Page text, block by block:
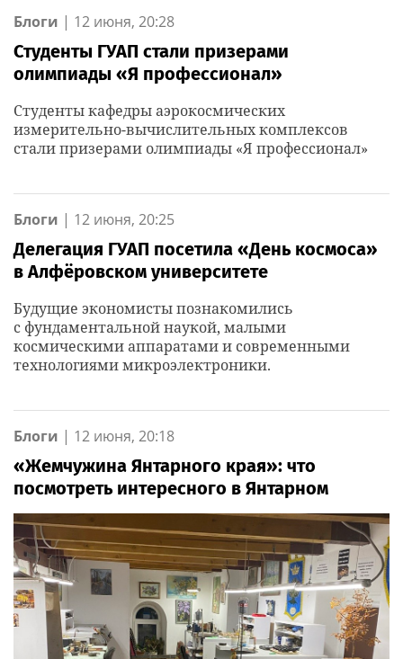
Блоги | 12 июня, 20:28
Студенты ГУАП стали призерами
олимпиады «Я профессионал»
Студенты кафедры аэрокосмических
измерительно-вычислительных комплексов
стали призерами олимпиады «Я профессионал»
Блоги | 12 июня, 20:25
Делегация ГУАП посетила «День космоса»
в Алфёровском университете
Будущие экономисты познакомились
с фундаментальной наукой, малыми
космическими аппаратами и современными
технологиями микроэлектроники.
Блоги | 12 июня, 20:18
«Жемчужина Янтарного края»: что
посмотреть интересного в Янтарном